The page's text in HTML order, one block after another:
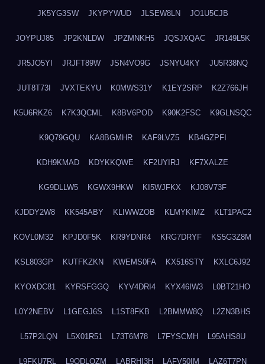
JK5YG3SW JKYPYWUD JLSEW8LN JO1U5CJB
JOYPUJ85 JP2KNLDW JPZMNKH5 JQSJXQAC JR149L5K
JR5JO5YI JRJFT89W JSN4VO9G JSNYU4KY JU5R38NQ
JUT8T73I JVXTEKYU K0MWS31Y K1EY2SRP K2Z766JH
K5U6RKZ6 K7K3QCML K8BV6POD K90K2FSC K9GLNSQC
K9Q79GQU KA8BGMHR KAF9LVZ5 KB4GZPFI
KDH9KMAD KDYKKQWE KF2UYIRJ KF7XALZE
KG9DLLW5 KGWX9HKW KI5WJFKX KJ08V73F
KJDDY2W8 KK545ABY KLIWWZOB KLMYKIMZ KLT1PAC2
KOVL0M32 KPJD0F5K KR9YDNR4 KRG7DRYF KS5G3Z8M
KSL803GP KUTFKZKN KWEMS0FA KX516STY KXLC6J92
KYOXDC81 KYRSFGGQ KYV4DRI4 KYX46IW3 L0BT21HO
L0Y2NEBV L1GEGJ6S L1ST8FKB L2BMMW8Q L2ZN3BHS
L57P2LQN L5X01R51 L73T6M78 L7FYSCMH L95AHS8U
L9FKU7RL L9QDLOZM LABRHI3H LAFV50IM LAZ6T7PN